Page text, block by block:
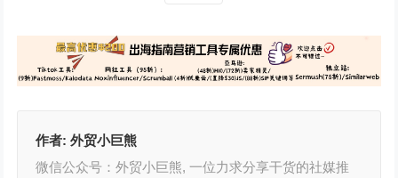
作者:外贸小巨熊
微信公众号：外贸小巨熊, 一位力求分享干货的社媒推